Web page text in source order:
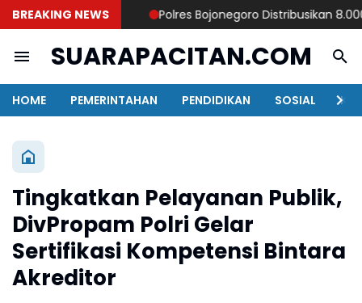
BREAKING NEWS Polres Bojonegoro Distribusikan 8.000
SUARAPACITAN.COM
HOME PEMERINTAHAN PENDIDIKAN SOSIAL
Tingkatkan Pelayanan Publik,
DivPropam Polri Gelar
Sertifikasi Kompetensi Bintara
Akreditor